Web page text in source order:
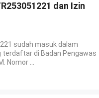
dan Izin
sudah masuk dalam
di Badan Pengawas
Nomor ...